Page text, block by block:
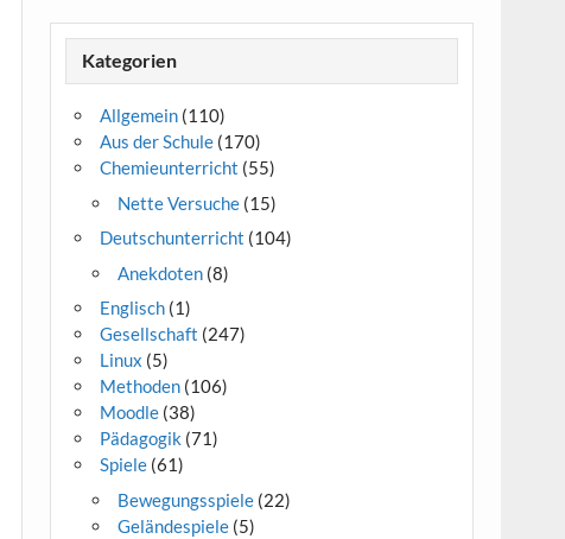
Kategorien
Allgemein (110)
Aus der Schule (170)
Chemieunterricht (55)
Nette Versuche (15)
Deutschunterricht (104)
Anekdoten (8)
Englisch (1)
Gesellschaft (247)
Linux (5)
Methoden (106)
Moodle (38)
Pädagogik (71)
Spiele (61)
Bewegungsspiele (22)
Geländespiele (5)